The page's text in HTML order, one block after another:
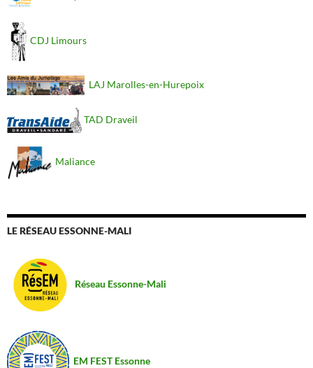
CDJ Limours
LAJ Marolles-en-Hurepoix
TAD Draveil
Maliance
LE RÉSEAU ESSONNE-MALI
Réseau Essonne-Mali
EM FEST Essonne